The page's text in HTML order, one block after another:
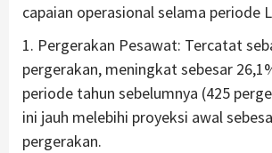
capaian operasional selama periode
1. Pergerakan Pesawat: Tercatat
pergerakan, meningkat sebesar
periode tahun sebelumnya (425
ini jauh melebihi proyeksi awal
pergerakan.